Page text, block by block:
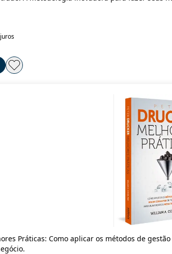
Práticas: Como aplicar os métodos de